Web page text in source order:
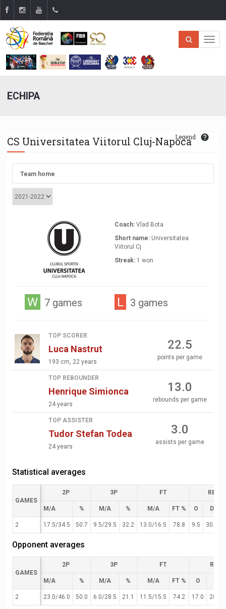
ECHIPA
CS Universitatea Viitorul Cluj-Napoca
Legend
Team home
Coach: Vlad Bota
Short name: Universitatea
Viitorul Cj
Streak: 1 won
W 7 games L 3 games
TOP SCORER
Luca Nastrut
193 cm, 22 years
22.5
points per game
TOP REBOUNDER
Henrique Simionca
24 years
13.0
rebounds per game
TOP ASSISTER
Tudor Stefan Todea
24 years
3.0
assists per game
Statistical averages
2P 3P FT REB
M/A % M/A % M/A FT % O D
17.5/34.5 50.7 9.5/29.5 32.2 13.0/16.5 78.8 9.5 30.0
GAMES
2
Opponent averages
2P 3P FT REB
M/A % M/A % M/A FT % O
23.0/46.0 50.0 6.0/28.5 21.1 11.5/15.5 74.2 17.0 28.5
GAMES
2